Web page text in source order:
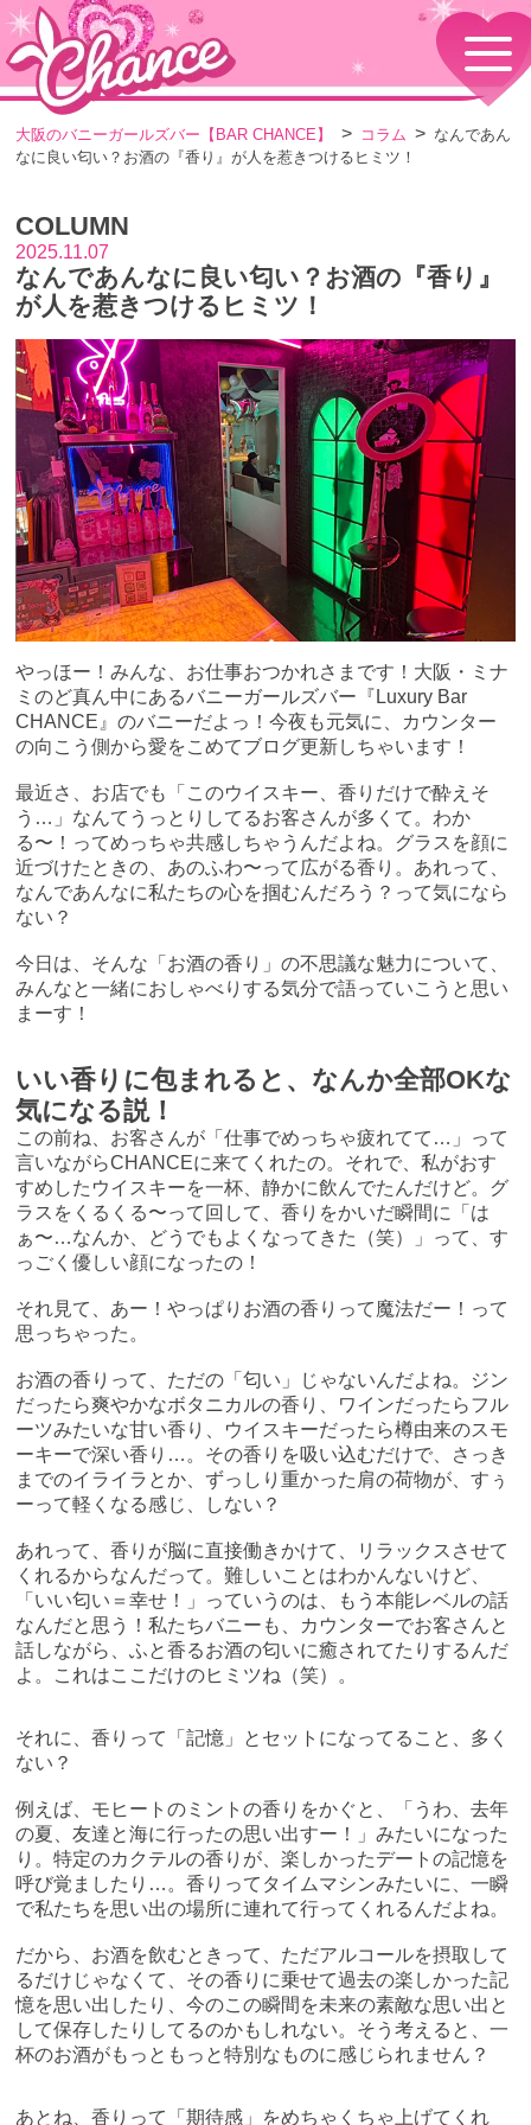
HOME
TOPページ
コンセプト
GIRLS
MENU
メニュー・料金
イベント情報
SHOP
店舗情報・よくある質問
VISITORS TO JAPAN
外国人観光客向け
RECRUIT
採用情報
大阪のバニーガールズバー【BAR CHANCE】 コラム
なんであん
なに良い匂い？お酒の『香り』が人を惹きつけるヒミツ！
COLUMN
2025.11.07
なんであんなに良い匂い？お酒の『香り』
が人を惹きつけるヒミツ！
やっほー！みんな、お仕事おつかれさまです！大阪・ミナ
ミのど真ん中にあるバニーガールズバー『Luxury Bar
CHANCE』のバニーだよっ！今夜も元気に、カウンター
の向こう側から愛をこめてブログ更新しちゃいます！
最近さ、お店でも「このウイスキー、香りだけで酔えそ
う…」なんてうっとりしてるお客さんが多くて。わか
る〜！ってめっちゃ共感しちゃうんだよね。グラスを顔に
近づけたときの、あのふわ〜って広がる香り。あれって、
なんであんなに私たちの心を掴むんだろう？って気になら
ない？
今日は、そんな「お酒の香り」の不思議な魅力について、
みんなと一緒におしゃべりする気分で語っていこうと思い
まーす！
いい香りに包まれると、なんか全部OKな
気になる説！
この前ね、お客さんが「仕事でめっちゃ疲れてて…」って
言いながらCHANCEに来てくれたの。それで、私がおす
すめしたウイスキーを一杯、静かに飲んでたんだけど。グ
ラスをくるくる〜って回して、香りをかいだ瞬間に「は
ぁ〜…なんか、どうでもよくなってきた（笑）」って、す
っごく優しい顔になったの！
それ見て、あー！やっぱりお酒の香りって魔法だー！って
思っちゃった。
お酒の香りって、ただの「匂い」じゃないんだよね。ジン
だったら爽やかなボタニカルの香り、ワインだったらフル
ーツみたいな甘い香り、ウイスキーだったら樽由来のスモ
ーキーで深い香り…。その香りを吸い込むだけで、さっき
までのイライラとか、ずっしり重かった肩の荷物が、すぅ
ーって軽くなる感じ、しない？
あれって、香りが脳に直接働きかけて、リラックスさせて
くれるからなんだって。難しいことはわかんないけど、
「いい匂い＝幸せ！」っていうのは、もう本能レベルの話
なんだと思う！私たちバニーも、カウンターでお客さんと
話しながら、ふと香るお酒の匂いに癒されてたりするんだ
よ。これはここだけのヒミツね（笑）。
それに、香りって「記憶」とセットになってること、多く
ない？
例えば、モヒートのミントの香りをかぐと、「うわ、去年
の夏、友達と海に行ったの思い出すー！」みたいになった
り。特定のカクテルの香りが、楽しかったデートの記憶を
呼び覚ましたり…。香りってタイムマシンみたいに、一瞬
で私たちを思い出の場所に連れて行ってくれるんだよね。
だから、お酒を飲むときって、ただアルコールを摂取して
るだけじゃなくて、その香りに乗せて過去の楽しかった記
憶を思い出したり、今のこの瞬間を未来の素敵な思い出と
して保存したりしてるのかもしれない。そう考えると、一
杯のお酒がもっともっと特別なものに感じられません？
あとね、香りって「期待感」をめちゃくちゃ上げてくれ